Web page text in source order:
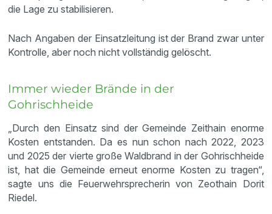
die Lage zu stabilisieren.
Nach Angaben der Einsatzleitung ist der Brand zwar unter
Kontrolle, aber noch nicht vollständig gelöscht.
Immer wieder Brände in der
Gohrischheide
„Durch den Einsatz sind der Gemeinde Zeithain enorme
Kosten entstanden. Da es nun schon nach 2022, 2023
und 2025 der vierte große Waldbrand in der Gohrischheide
ist, hat die Gemeinde erneut enorme Kosten zu tragen“,
sagte uns die Feuerwehrsprecherin von Zeothain Dorit
Riedel.